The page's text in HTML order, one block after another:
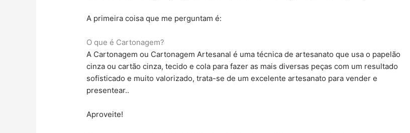
A primeira coisa que me perguntam é:
O que é Cartonagem?
A Cartonagem ou Cartonagem Artesanal é uma técnica de artesanato que usa o papelão
cinza ou cartão cinza, tecido e cola para fazer as mais diversas peças com um resultado
sofisticado e muito valorizado, trata-se de um excelente artesanato para vender e
presentear..
Aproveite!